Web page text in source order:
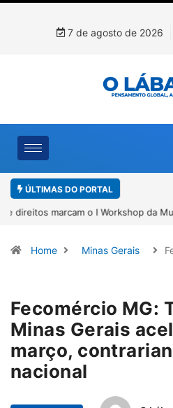
7 de agosto de 2026
ÚLTIMAS DO PORTAL
Conab inicia recebimento de
Home Minas Gerais
Fecomércio MG:
Minas Gerais
março,
nacional